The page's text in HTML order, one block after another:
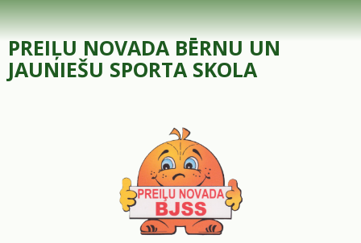
Skip
to
content
PREIĻU NOVADA BĒRNU UN
JAUNIEŠU SPORTA SKOLA